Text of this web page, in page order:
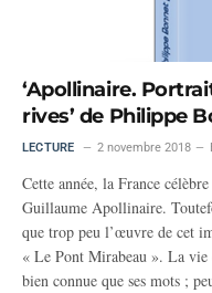
‘Apollinaire.
rives’ de Philippe
LECTURE 2 novembre 2018
Cette année, la France
Guillaume Apollinaire.
que trop peu l’œuvre de cet
« Le Pont Mirabeau ». La vie
bien connue que ses mots ;